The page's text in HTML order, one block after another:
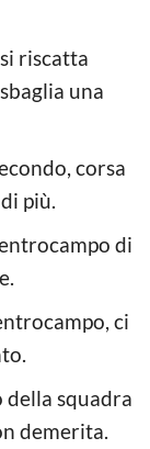
riscatta
una
corsa
più.
di
ci
della squadra
demerita.